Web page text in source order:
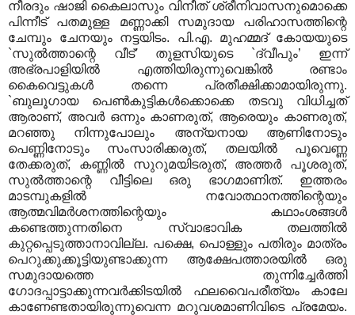
നീരദും ഷാജി കൈലാസും വിനീത്‌ ശ്രീനിവാസനുമൊക്കെ
പിന്നീട്‌ പതമുള്ള മണ്ണാക്കി സമുദായ പരിഹാസത്തിന്റെ
ചേമ്പും ചേനയും നട്ടയിടം. പി.എ. മുഹമ്മദ്‌ കോയയുടെ
`സുല്‍ത്താന്റെ വീട്‌’ തുളസിയുടെ `ദ്വീപും’ ഇന്ന്‌
അഭ്രപാളിയില്‍ എത്തിയിരുന്നുവെങ്കില്‍ രണ്ടാം
കൈവെട്ടുകള്‍ തന്നെ പ്രതീക്ഷിക്കാമായിരുന്നു.
`ബുലൂഗായ പെണ്‍കുട്ടികള്‍ക്കൊക്കെ തടവു വിധിച്ചത്‌
ആരാണ്‌, അവര്‍ ഒന്നും കാണരുത്‌, ആരെയും കാണരുത്‌,
മറഞ്ഞു നിന്നുപോലും അന്യനായ ആണിനോടും
പെണ്ണിനോടും സംസാരിക്കരുത്‌, തലയില്‍ പൂവെണ്ണ
തേക്കരുത്‌, കണ്ണില്‍ സുറുമയിടരുത്‌, അത്തര്‍ പൂശരുത്‌,
സുല്‍ത്താന്റെ വീട്ടിലെ ഒരു ഭാഗമാണിത്‌. ഇത്തരം
മാടമ്പുകളില്‍ നവോത്ഥാനത്തിന്റെയും
ആത്മവിമര്‍ശനത്തിന്റെയും കഥാംശങ്ങള്‍
കണ്ടെത്തുന്നതിനെ സ്വാഭാവിക തലത്തില്‍
കുറ്റപ്പെടുത്താനാവില്ല. പക്ഷെ, പൊള്ളും പതിരും മാത്രം
പെറുക്കുക്കൂട്ടിയുണ്ടാക്കുന്ന ആക്ഷേപത്താരയില്‍ ഒരു
സമുദായത്തെ തുന്നിച്ചേര്‍ത്തി
ഗോദപ്പാട്ടാക്കുന്നവര്‍ക്കിടയില്‍ ഫലവൈപരീത്യം കാലേ
കാണേണ്ടതായിരുന്നുവെന്ന മറുവശമാണിവിടെ പ്രമേയം.